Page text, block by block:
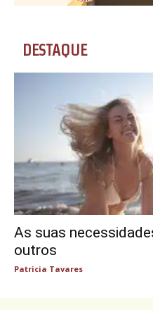
DESTAQUE
As suas
outros
Patricia Tavares